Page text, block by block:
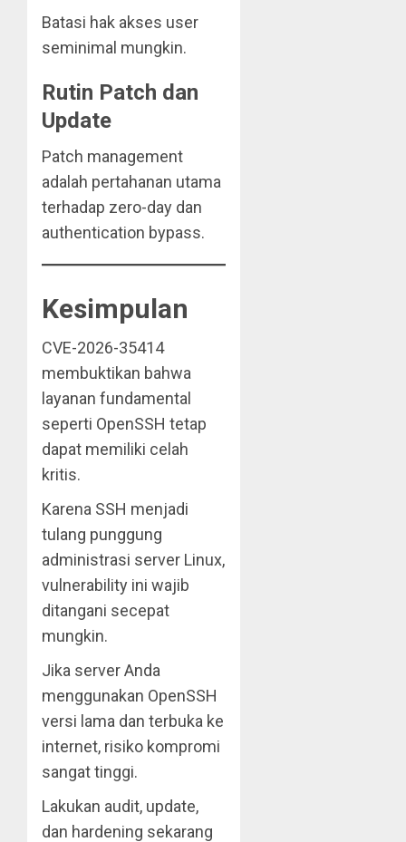
Batasi hak akses user
seminimal mungkin.
Rutin Patch dan
Update
Patch management
adalah pertahanan utama
terhadap zero-day dan
authentication bypass.
Kesimpulan
CVE-2026-35414
membuktikan bahwa
layanan fundamental
seperti OpenSSH tetap
dapat memiliki celah
kritis.
Karena SSH menjadi
tulang punggung
administrasi server Linux,
vulnerability ini wajib
ditangani secepat
mungkin.
Jika server Anda
menggunakan OpenSSH
versi lama dan terbuka ke
internet, risiko kompromi
sangat tinggi.
Lakukan audit, update,
dan hardening sekarang